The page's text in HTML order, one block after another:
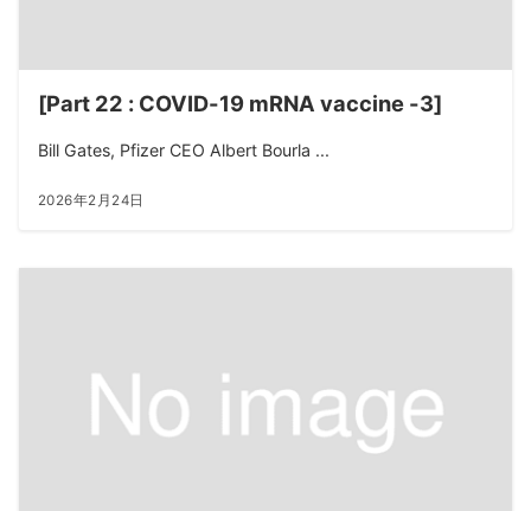
[Part 22 : COVID-19 mRNA vaccine -3]
Bill Gates, Pfizer CEO Albert Bourla ...
2026年2月24日